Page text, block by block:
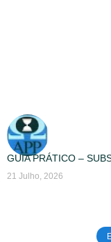
GUIA PRÁTICO –
21 Julho, 2026